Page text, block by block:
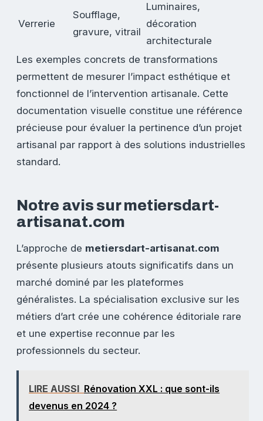
Verrerie
Soufflage,
gravure, vitrail
Luminaires,
décoration
architecturale
Les exemples concrets de transformations
permettent de mesurer l’impact esthétique et
fonctionnel de l’intervention artisanale. Cette
documentation visuelle constitue une référence
précieuse pour évaluer la pertinence d’un projet
artisanal par rapport à des solutions industrielles
standard.
Notre avis sur metiersdart-
artisanat.com
L’approche de metiersdart-artisanat.com
présente plusieurs atouts significatifs dans un
marché dominé par les plateformes
généralistes. La spécialisation exclusive sur les
métiers d’art crée une cohérence éditoriale rare
et une expertise reconnue par les
professionnels du secteur.
LIRE AUSSI Rénovation XXL : que sont-ils
devenus en 2024 ?